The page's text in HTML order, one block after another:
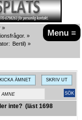
Menu ≡
»
»
Bertil) »
ÄMNET SKRIV UT
inte? (läst 1698